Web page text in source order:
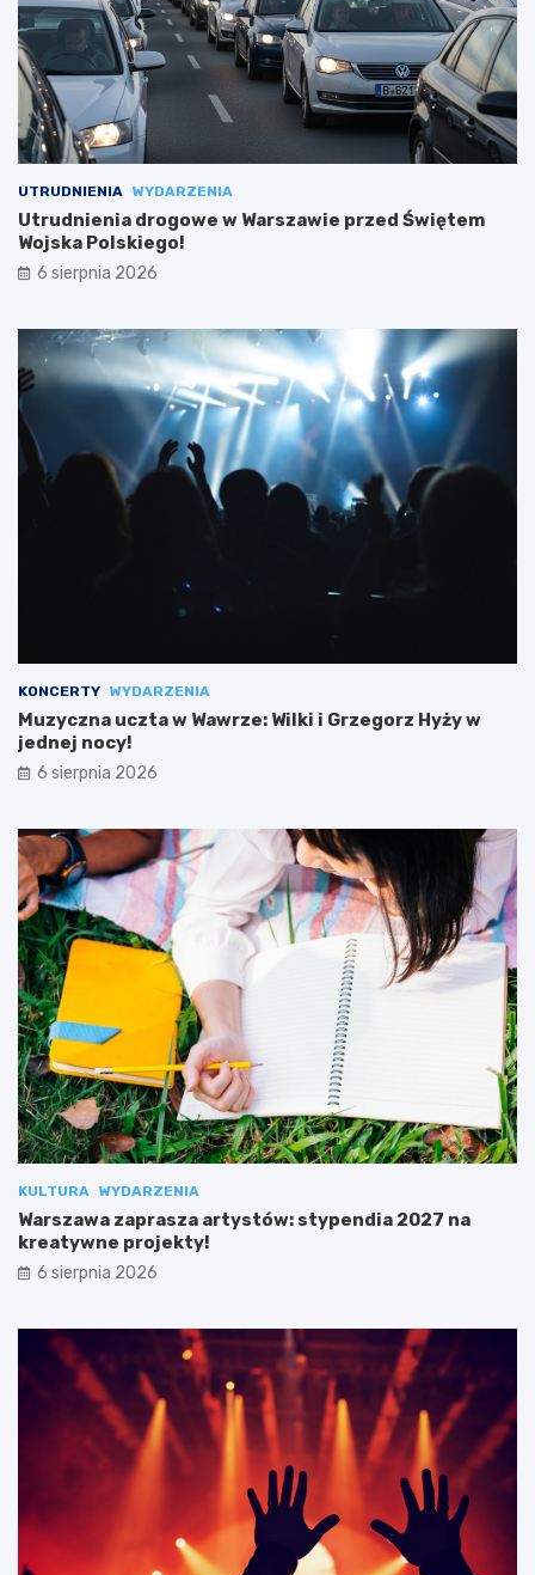
UTRUDNIENIA WYDARZENIA
Utrudnienia drogowe w Warszawie przed Świętem
Wojska Polskiego!
6 sierpnia 2026
KONCERTY WYDARZENIA
Muzyczna uczta w Wawrze: Wilki i Grzegorz Hyży w
jednej nocy!
6 sierpnia 2026
KULTURA WYDARZENIA
Warszawa zaprasza artystów: stypendia 2027 na
kreatywne projekty!
6 sierpnia 2026